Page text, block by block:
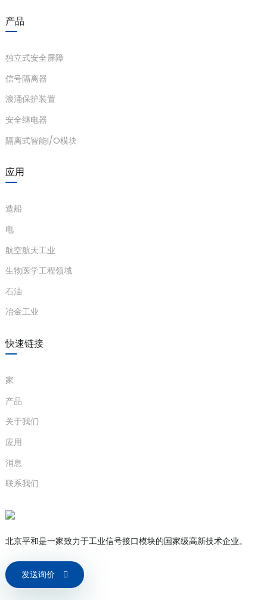
产品
独立式安全屏障
信号隔离器
浪涌保护装置
安全继电器
隔离式智能I/O模块
应用
造船
电
航空航天工业
生物医学工程领域
石油
冶金工业
快速链接
家
产品
关于我们
应用
消息
联系我们
北京平和是一家致力于工业信号接口模块的国家级高新技术企业。
发送询价